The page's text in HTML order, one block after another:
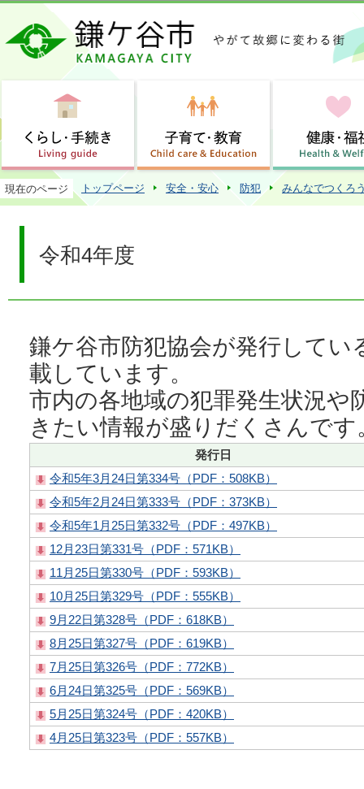
この
現在のページ トップページ 安全・安心 防犯 みんなでつくろ
令和4年度
鎌ケ谷市防犯協会が発行してい
載しています。
市内の各地域の犯罪発生状況や
きたい情報が盛りだくさんです
発行日
令和5年3月24日第334号（PDF：508KB）
令和5年2月24日第333号（PDF：373KB）
令和5年1月25日第332号（PDF：497KB）
12月23日第331号（PDF：571KB）
11月25日第330号（PDF：593KB）
10月25日第329号（PDF：555KB）
9月22日第328号（PDF：618KB）
8月25日第327号（PDF：619KB）
7月25日第326号（PDF：772KB）
6月24日第325号（PDF：569KB）
5月25日第324号（PDF：420KB）
4月25日第323号（PDF：557KB）